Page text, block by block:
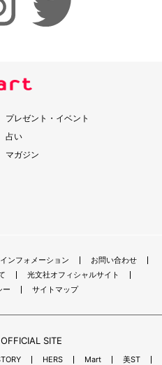
プレゼント・イベント
占い
マガジン
インフォメーション
お問い合わせ
光文社オフィシャルサイト
ー
サイトマップ
SITE
HERS Mart
美ST